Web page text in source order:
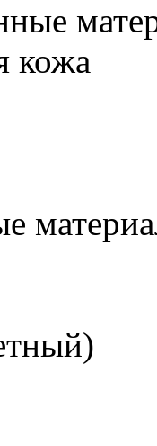
кожа